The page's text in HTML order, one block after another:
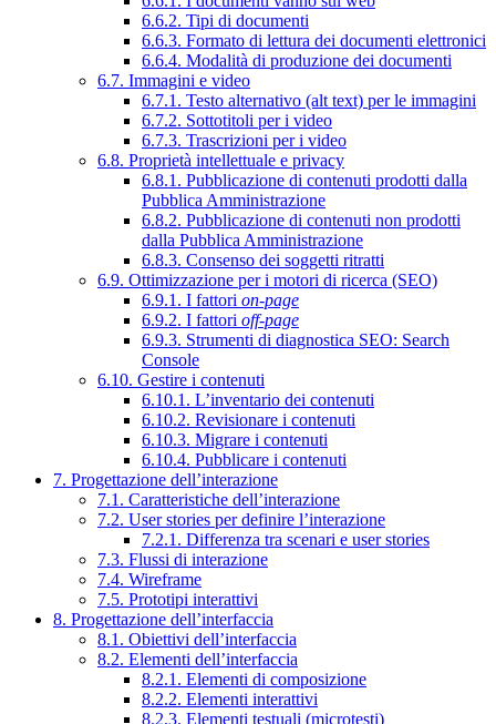
6.6.2. Tipi di documenti
6.6.3. Formato di lettura dei documenti elettronici
6.6.4. Modalità di produzione dei documenti
6.7. Immagini e video
6.7.1. Testo alternativo (alt text) per le immagini
6.7.2. Sottotitoli per i video
6.7.3. Trascrizioni per i video
6.8. Proprietà intellettuale e privacy
6.8.1. Pubblicazione di contenuti prodotti dalla
Pubblica Amministrazione
6.8.2. Pubblicazione di contenuti non prodotti
dalla Pubblica Amministrazione
6.8.3. Consenso dei soggetti ritratti
6.9. Ottimizzazione per i motori di ricerca (SEO)
6.9.1. I fattori on-page
6.9.2. I fattori off-page
6.9.3. Strumenti di diagnostica SEO: Search
Console
6.10. Gestire i contenuti
6.10.1. L’inventario dei contenuti
6.10.2. Revisionare i contenuti
6.10.3. Migrare i contenuti
6.10.4. Pubblicare i contenuti
7. Progettazione dell’interazione
7.1. Caratteristiche dell’interazione
7.2. User stories per definire l’interazione
7.2.1. Differenza tra scenari e user stories
7.3. Flussi di interazione
7.4. Wireframe
7.5. Prototipi interattivi
8. Progettazione dell’interfaccia
8.1. Obiettivi dell’interfaccia
8.2. Elementi dell’interfaccia
8.2.1. Elementi di composizione
8.2.2. Elementi interattivi
8.2.3. Elementi testuali (microtesti)